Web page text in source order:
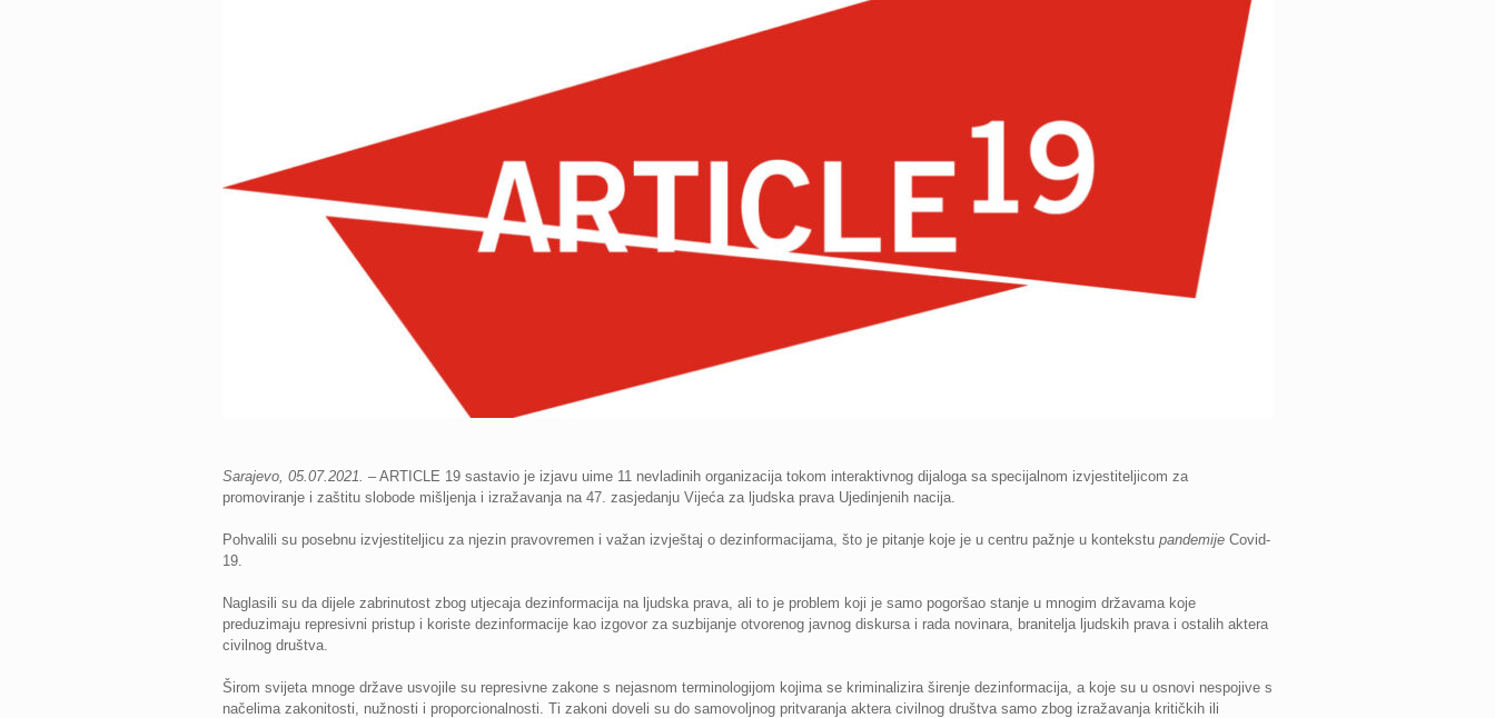
Sarajevo, 05.07.2021. – ARTICLE 19 sastavio je izjavu uime 11 nevladinih organizacija tokom interaktivnog dijaloga sa specijalnom izvjestiteljicom za
promoviranje i zaštitu slobode mišljenja i izražavanja na 47. zasjedanju Vijeća za ljudska prava Ujedinjenih nacija.
Pohvalili su posebnu izvjestiteljicu za njezin pravovremen i važan izvještaj o dezinformacijama, što je pitanje koje je u centru pažnje u kontekstu pandemijeCovid-
19.
Naglasili su da dijele zabrinutost zbog utjecaja dezinformacija na ljudska prava, ali to je problem koji je samo pogoršao stanje u mnogim državama koje
preduzimaju represivni pristup i koriste dezinformacije kao izgovor za suzbijanje otvorenog javnog diskursa i rada novinara, branitelja ljudskih prava i ostalih aktera
civilnog društva.
Širom svijeta mnoge države usvojile su represivne zakone s nejasnom terminologijom kojima se kriminalizira širenje dezinformacija, a koje su u osnovi nespojive s
načelima zakonitosti, nužnosti i proporcionalnosti. Ti zakoni doveli su do samovoljnog pritvaranja aktera civilnog društva samo zbog izražavanja kritičkih ili